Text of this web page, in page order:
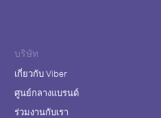
บริษัท
เกี่ยวกับ Viber
ศูนย์กลางแบรนด์
ร่วมงานกับเรา